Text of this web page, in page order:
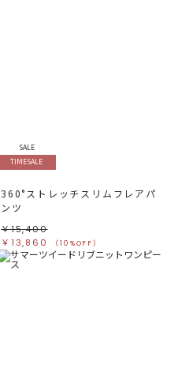
SALE
TIMESALE
360°ストレッチスリムフレアパ
ンツ
￥15,400
￥13,860
（10%OFF）